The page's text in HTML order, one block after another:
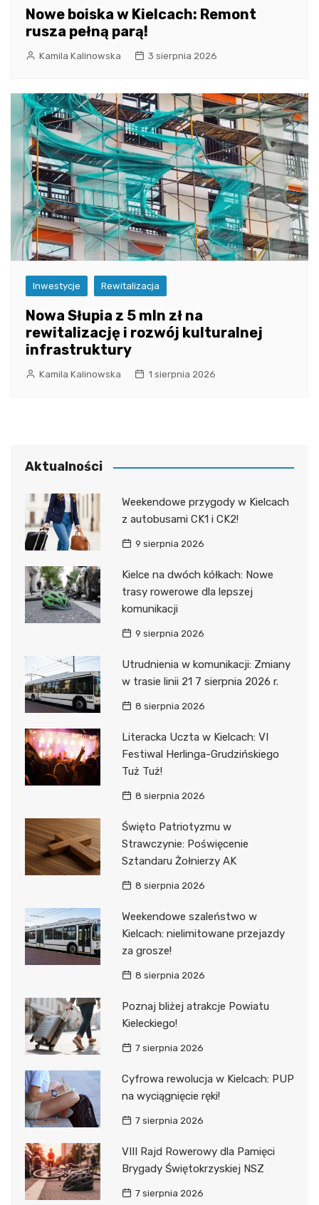
Nowe boiska w Kielcach: Remont
rusza pełną parą!
Kamila Kalinowska 3 sierpnia 2026
Inwestycje Rewitalizacja
Nowa Słupia z 5 mln zł na
rewitalizację i rozwój kulturalnej
infrastruktury
Kamila Kalinowska 1 sierpnia 2026
Aktualności
Weekendowe przygody w Kielcach
z autobusami CK1 i CK2!
9 sierpnia 2026
Kielce na dwóch kółkach: Nowe
trasy rowerowe dla lepszej
komunikacji
9 sierpnia 2026
Utrudnienia w komunikacji: Zmiany
w trasie linii 21 7 sierpnia 2026 r.
8 sierpnia 2026
Literacka Uczta w Kielcach: VI
Festiwal Herlinga-Grudzińskiego
Tuż Tuż!
8 sierpnia 2026
Święto Patriotyzmu w
Strawczynie: Poświęcenie
Sztandaru Żołnierzy AK
8 sierpnia 2026
Weekendowe szaleństwo w
Kielcach: nielimitowane przejazdy
za grosze!
8 sierpnia 2026
Poznaj bliżej atrakcje Powiatu
Kieleckiego!
7 sierpnia 2026
Cyfrowa rewolucja w Kielcach: PUP
na wyciągnięcie ręki!
7 sierpnia 2026
VIII Rajd Rowerowy dla Pamięci
Brygady Świętokrzyskiej NSZ
7 sierpnia 2026